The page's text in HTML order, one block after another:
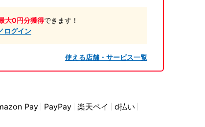
大0円分獲得できます！
ログイン
使える店舗・サービス一覧
Pay PayPay 楽天ペイ
d払い